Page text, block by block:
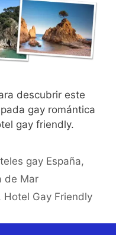
descubrir este
gay romántica
gay friendly.
gay España,
de Mar
Hotel Gay Friendly